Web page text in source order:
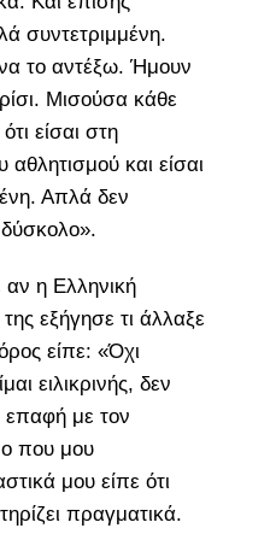
συντετριμμένη.
το αντέξω. Ήμουν
Μισούσα κάθε
είσαι στη
αθλητισμού και είσαι
Απλά δεν
αν η Ελληνική
εξήγησε τι άλλαξε
είπε: «Όχι
ειλικρινής, δεν
επαφή με τον
που μου
μου είπε ότι
πραγματικά.